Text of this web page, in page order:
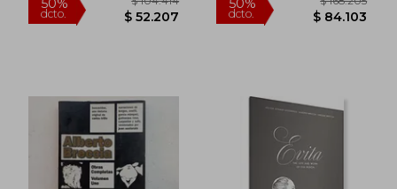
50%
dcto.
50%
dcto.